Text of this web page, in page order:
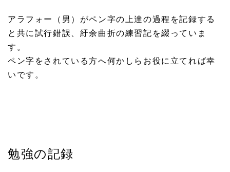
アラフォー（男）がペン字の上達の過程を記録する
と共に試行錯誤、紆余曲折の練習記を綴っていま
す。
ペン字をされている方へ何かしらお役に立てれば幸
いです。
勉強の記録